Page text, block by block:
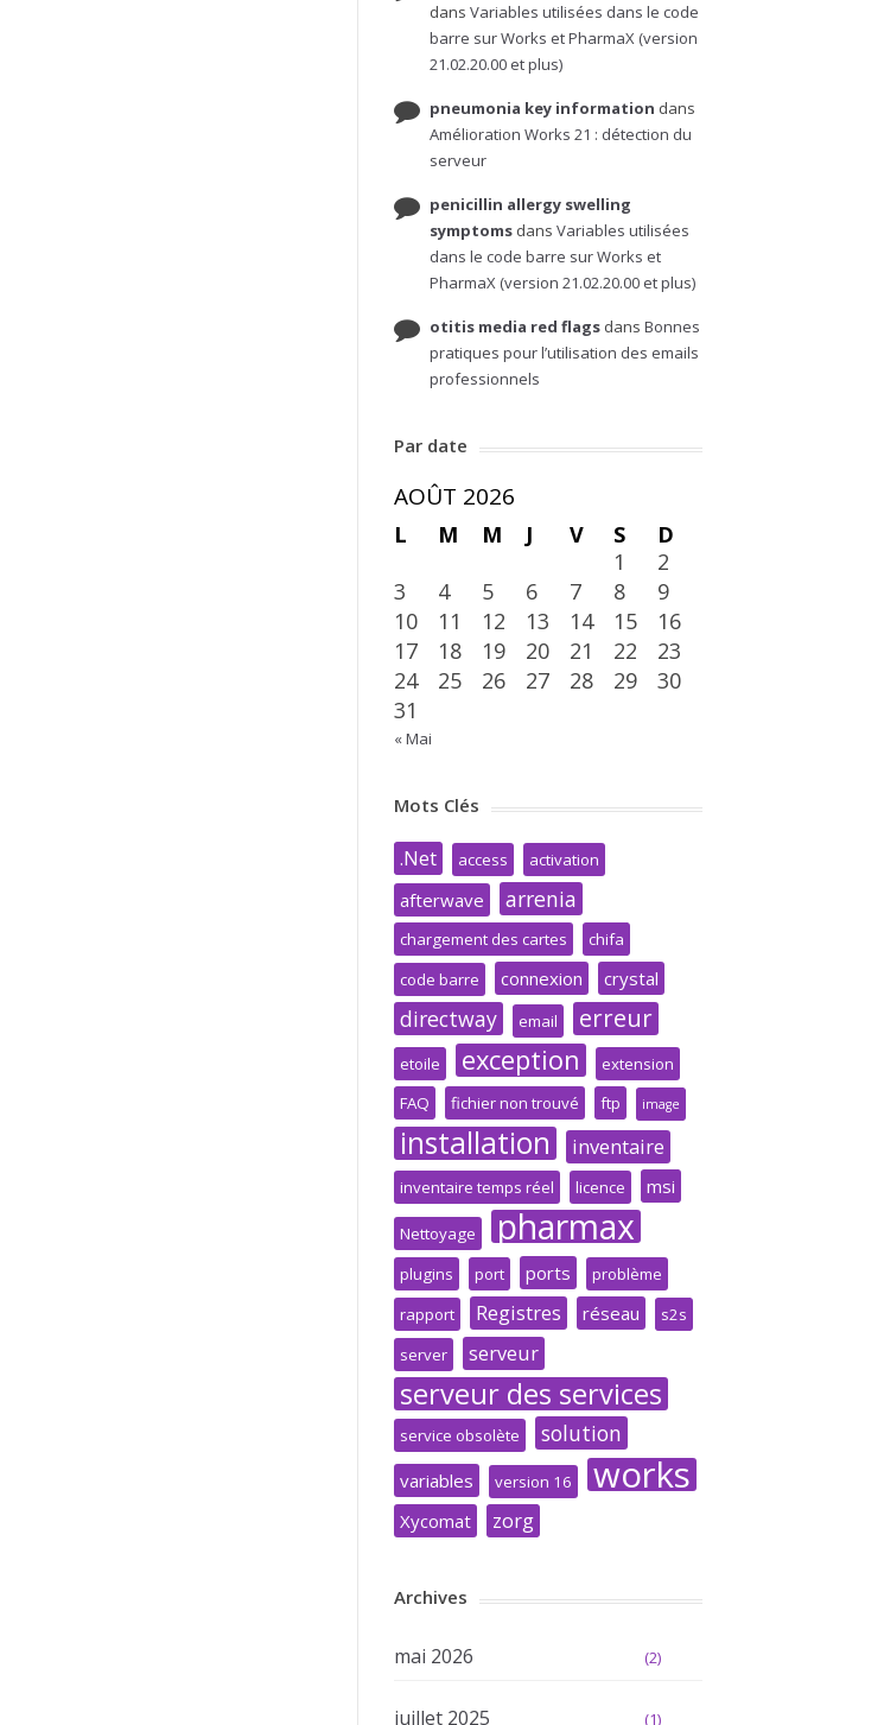
dans Variables utilisées dans le code
barre sur Works et PharmaX (version
21.02.20.00 et plus)
pneumonia key information dans
Amélioration Works 21 : détection du
serveur
penicillin allergy swelling
symptomsdans Variables utilisées
dans le code barre sur Works et
PharmaX (version 21.02.20.00 et plus)
otitis media red flagsdans Bonnes
pratiques pour l’utilisation des emails
professionnels
Par date
AOÛT 2026
L M M J V S
D
1
2
3
4 5 6 7 8
9
10
11 12 13 14 15
16
17
18 19 20 21 22
23
24
25 26 27 28 29
30
31
« Mai
Mots Clés
.Net access activation
afterwave arrenia
chargement des cartes
chifa
code barre
connexion crystal
directway email erreur
etoile exception
extension
FAQ
fichier non trouvé ftp image
installation inventaire
inventaire temps réel licence msi
Nettoyage pharmax
plugins port ports
problème
rapport
Registres réseau
s2s
server
serveur
serveur des services
service obsolète solution
variables version 16 works
Xycomat zorg
Archives
mai 2026 (2)
juillet 2025 (1)